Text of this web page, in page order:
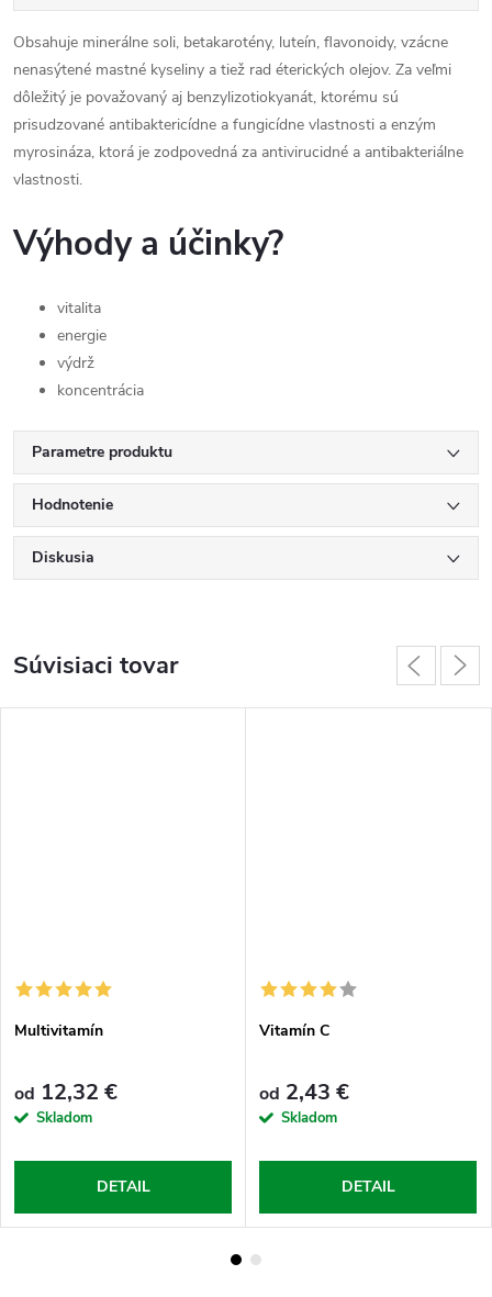
Obsahuje minerálne soli, betakarotény, luteín, flavonoidy, vzácne
nenasýtené mastné kyseliny a tiež rad éterických olejov. Za veľmi
dôležitý je považovaný aj benzylizotiokyanát, ktorému sú
prisudzované antibaktericídne a fungicídne vlastnosti a enzým
myrosináza, ktorá je zodpovedná za antivirucidné a antibakteriálne
vlastnosti.
Výhody a účinky?
vitalita
energie
výdrž
koncentrácia
Parametre produktu
Hodnotenie
Diskusia
Súvisiaci tovar
Multivitamín
od 12,32 €
Skladom
DETAIL
Vitamín C
od 2,43 €
Skladom
DETAIL